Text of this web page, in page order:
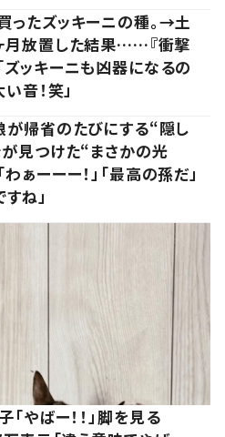
ったズッキーニの種。→土
月放置した結果……『衝撃
ズッキーニも凶器になるの
い音！笑」
帰省のたびにする“隠し
が見つけた“まさかの光
ぁーーー！」「最高の孫だ」
ね」
やばー！！」脚を見る